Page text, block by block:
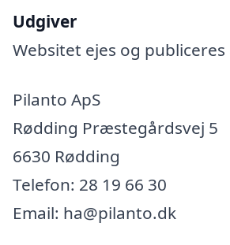
Udgiver
Websitet ejes og publiceres
Pilanto ApS
Rødding Præstegårdsvej 5
6630 Rødding
Telefon: 28 19 66 30
Email: ha@pilanto.dk